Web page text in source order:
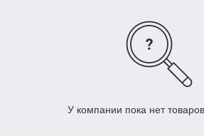
У компании пока нет